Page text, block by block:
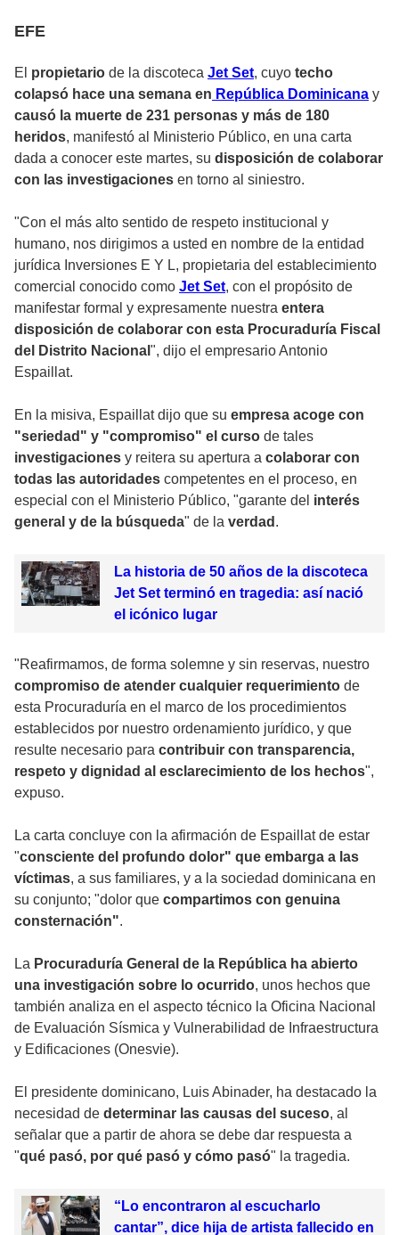
EFE
El propietario de la discoteca Jet Set, cuyo techo
colapsó hace una semana en República Dominicana y
causó la muerte de 231 personas y más de 180
heridos, manifestó al Ministerio Público, en una carta
dada a conocer este martes, su disposición de colaborar
con las investigaciones en torno al siniestro.
"Con el más alto sentido de respeto institucional y
humano, nos dirigimos a usted en nombre de la entidad
jurídica Inversiones E Y L, propietaria del establecimiento
comercial conocido como Jet Set, con el propósito de
manifestar formal y expresamente nuestra entera
disposición de colaborar con esta Procuraduría Fiscal
del Distrito Nacional ", dijo el empresario Antonio
Espaillat.
En la misiva, Espaillat dijo que su empresa acoge con
"seriedad" y "compromiso" el curso de tales
investigaciones y reitera su apertura a colaborar con
todas las autoridades competentes en el proceso, en
especial con el Ministerio Público, "garante del interés
general y de la búsqueda" de la verdad .
La historia de 50 años de la discoteca
Jet Set terminó en tragedia: así nació
el icónico lugar
"Reafirmamos, de forma solemne y sin reservas, nuestro
compromiso de atender cualquier requerimiento de
esta Procuraduría en el marco de los procedimientos
establecidos por nuestro ordenamiento jurídico, y que
resulte necesario para contribuir con transparencia,
respeto y dignidad al esclarecimiento de los hechos",
expuso.
La carta concluye con la afirmación de Espaillat de estar
"consciente del profundo dolor" que embarga a las
víctimas, a sus familiares, y a la sociedad dominicana en
su conjunto; "dolor que compartimos con genuina
consternación".
La Procuraduría General de la República ha abierto
una investigación sobre lo ocurrido, unos hechos que
también analiza en el aspecto técnico la Oficina Nacional
de Evaluación Sísmica y Vulnerabilidad de Infraestructura
y Edificaciones (Onesvie).
El presidente dominicano, Luis Abinader, ha destacado la
necesidad de determinar las causas del suceso, al
señalar que a partir de ahora se debe dar respuesta a
"qué pasó, por qué pasó y cómo pasó" la tragedia.
“Lo encontraron al escucharlo
cantar”, dice hija de artista fallecido en